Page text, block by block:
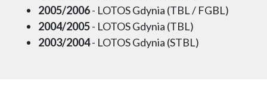
2005/2006- LOTOS Gdynia (TBL / FGBL)
2004/2005- LOTOS Gdynia (TBL)
2003/2004- LOTOS Gdynia (STBL)